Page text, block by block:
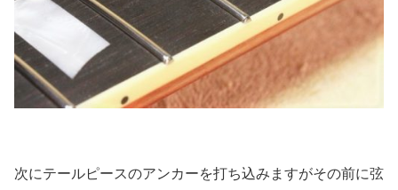
次にテールピースのアンカーを打ち込みますがその前に弦